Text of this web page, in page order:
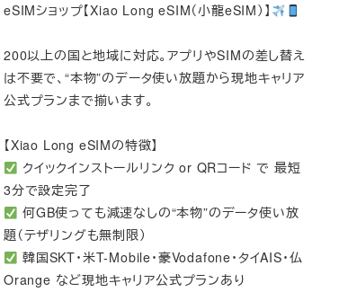
eSIMショップ【Xiao Long eSIM（小龍eSIM）】
200以上の国と地域に対応。アプリやSIMの差し替え
は不要で、“本物”のデータ使い放題から現地キャリア
公式プランまで揃います。
【Xiao Long eSIMの特徴】
クイックインストールリンク or QRコード で 最短
3分で設定完了
何GB使っても減速なしの“本物”のデータ使い放
題（テザリングも無制限）
韓国SKT・米T-Mobile・豪Vodafone・タイAIS・仏
Orange など現地キャリア公式プランあり